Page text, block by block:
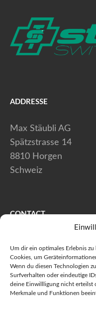
Um dir ein optimales Erlebnis
Cookies, um
Wenn du diesen Technologien
Surfverhalten oder eindeutige
deine Einwillligung nicht erteilst
Merkmale und Funktionen
ADDRESSE
Max Stäubli AG
Spätzstrasse 14
8810 Horgen
Schweiz
CONTACT
+41 (0) 44 728 80